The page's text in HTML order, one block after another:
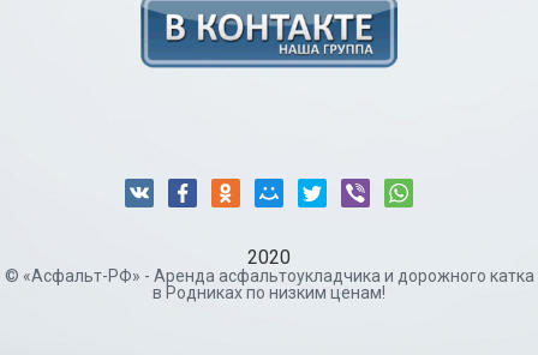
2020
© «Асфальт-РФ» - Аренда асфальтоукладчика и дорожного катка
в Родниках по низким ценам!